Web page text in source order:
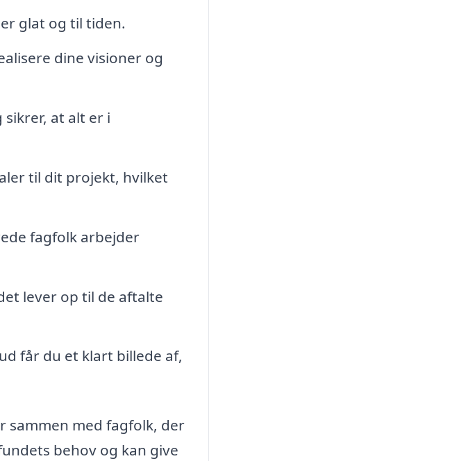
glat og til tiden.
dine visioner og
at alt er i
til dit projekt, hvilket
fagfolk arbejder
lever op til de aftalte
får du et klart billede af,
sammen med fagfolk, der
behov og kan give